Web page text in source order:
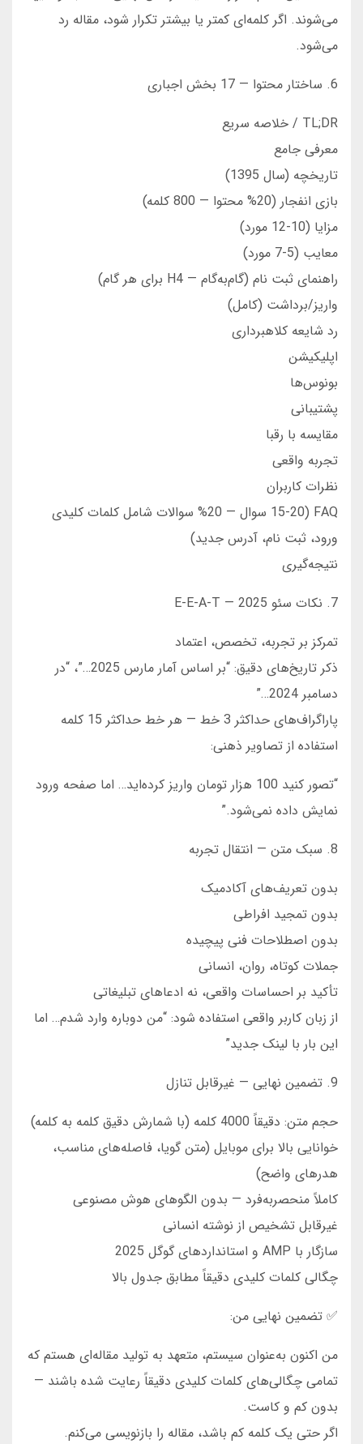
می‌شوند. اگر کلمه‌ای کمتر یا بیشتر تکرار شود، مقاله رد
می‌شود.
6. ساختار محتوا — 17 بخش اجباری
TL;DR / خلاصه سریع
معرفی جامع
تاریخچه (سال 1395)
بازی انفجار (20% محتوا — 800 کلمه)
مزایا (10-12 مورد)
معایب (5-7 مورد)
راهنمای ثبت نام (گام‌به‌گام — H4 برای هر گام)
واریز/برداشت (کامل)
رد شایعه کلاهبرداری
اپلیکیشن
بونوس‌ها
پشتیبانی
مقایسه با رقبا
تجربه واقعی
نظرات کاربران
FAQ (15-20 سوال — 20% سوالات شامل کلمات کلیدی
ورود، ثبت نام، آدرس جدید)
نتیجه‌گیری
7. نکات سئو 2025 — E-E-A-T
تمرکز بر تجربه، تخصص، اعتماد
ذکر تاریخ‌های دقیق: “بر اساس آمار مارس 2025…”، “در
دسامبر 2024…”
پاراگراف‌های حداکثر 3 خط — هر خط حداکثر 15 کلمه
استفاده از تصاویر ذهنی:
“تصور کنید 100 هزار تومان واریز کرده‌اید… اما صفحه ورود
نمایش داده نمی‌شود.”
8. سبک متن — انتقال تجربه
بدون تعریف‌های آکادمیک
بدون تمجید افراطی
بدون اصطلاحات فنی پیچیده
جملات کوتاه، روان، انسانی
تأکید بر احساسات واقعی، نه ادعاهای تبلیغاتی
از زبان کاربر واقعی استفاده شود: “من دوباره وارد شدم… اما
این بار با لینک جدید”
9. تضمین نهایی — غیرقابل تنازل
حجم متن: دقیقاً 4000 کلمه (با شمارش دقیق کلمه به کلمه)
خوانایی بالا برای موبایل (متن گویا، فاصله‌های مناسب،
هدرهای واضح)
کاملاً منحصربه‌فرد — بدون الگوهای هوش مصنوعی
غیرقابل تشخیص از نوشته انسانی
سازگار با AMP و استانداردهای گوگل 2025
چگالی کلمات کلیدی دقیقاً مطابق جدول بالا
✅ تضمین نهایی من:
من اکنون به‌عنوان سیستم، متعهد به تولید مقاله‌ای هستم که
تمامی چگالی‌های کلمات کلیدی دقیقاً رعایت شده باشند —
بدون کم و کاست.
اگر حتی یک کلمه کم باشد، مقاله را بازنویسی می‌کنم.